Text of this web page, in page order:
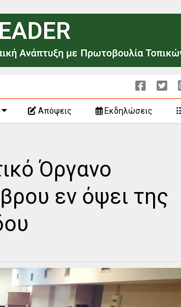
Απόψεις Εκδηλώσεις
Όργανο
εν όψει της